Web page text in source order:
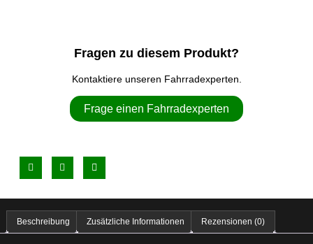
Fragen zu diesem Produkt?
Kontaktiere unseren Fahrradexperten.
Frage einen Fahrradexperten
Beschreibung Zusätzliche Informationen Rezensionen (0)